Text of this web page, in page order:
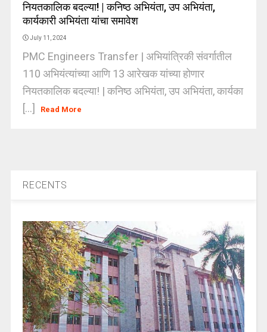
नियतकालिक बदल्या! | कनिष्ठ अभियंता, उप अभियंता,
कार्यकारी अभियंता यांचा समावेश
July 11, 2024
PMC Engineers Transfer | अभियांत्रिकी संवर्गातील
110 अभियंत्यांच्या आणि 13 आरेखक यांच्या होणार
नियतकालिक बदल्या! | कनिष्ठ अभियंता, उप अभियंता, कार्यका
[...]
Read More
RECENTS